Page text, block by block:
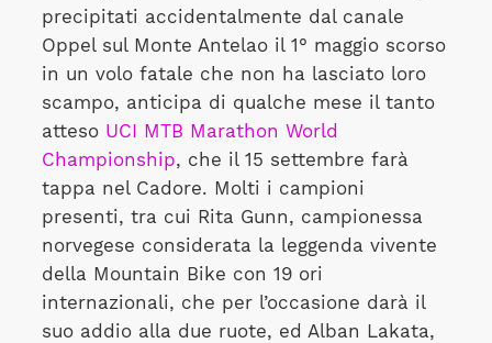
precipitati accidentalmente dal canale
Oppel sul Monte Antelao il 1° maggio scorso
in un volo fatale che non ha lasciato loro
scampo, anticipa di qualche mese il tanto
atteso UCI MTB Marathon World
Championship, che il 15 settembre farà
tappa nel Cadore. Molti i campioni
presenti, tra cui Rita Gunn, campionessa
norvegese considerata la leggenda vivente
della Mountain Bike con 19 ori
internazionali, che per l’occasione darà il
suo addio alla due ruote, ed Alban Lakata,